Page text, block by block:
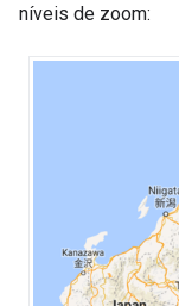
níveis de zoom: